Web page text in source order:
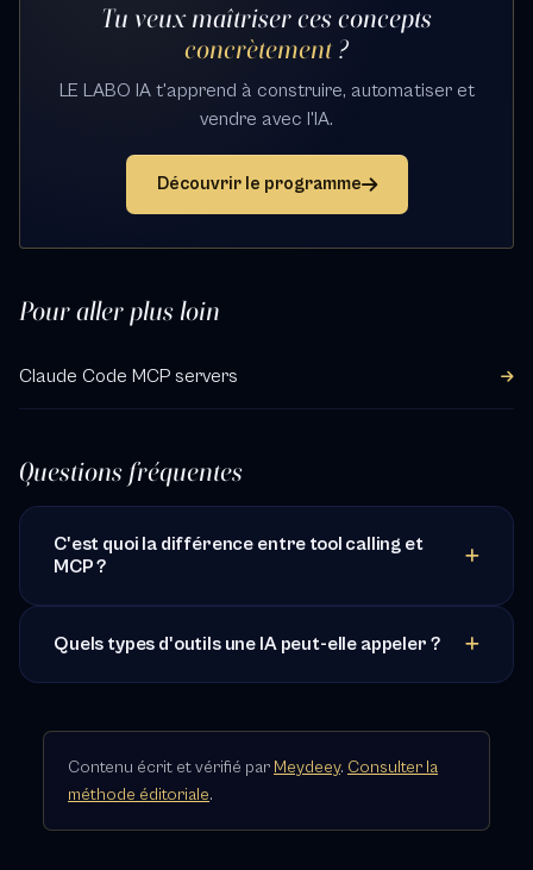
Tu veux maîtriser ces concepts
concrètement?
LE LABO IA t'apprend à construire, automatiser et
vendre avec l'IA.
Découvrir le programme
Pour aller plus loin
Claude Code MCP servers
Questions fréquentes
C'est quoi la différence entre tool calling et
MCP ?
Quels types d'outils une IA peut-elle appeler ?
Contenu écrit et vérifié par Meydeey. Consulter la
méthode éditoriale.